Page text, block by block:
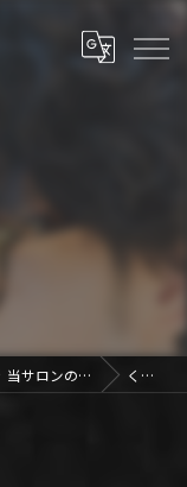
当サロンの特徴 くせ毛